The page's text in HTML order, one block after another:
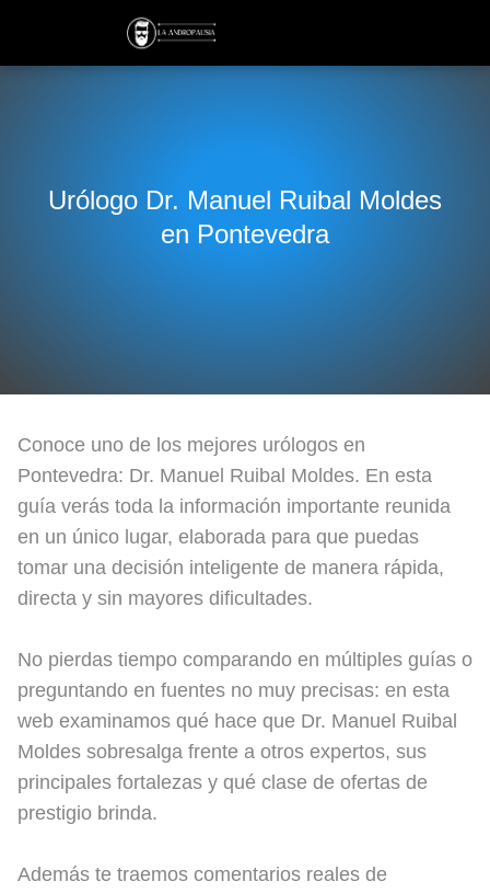
Urólogo Dr. Manuel Ruibal Moldes
en Pontevedra
Conoce uno de los mejores urólogos en
Pontevedra: Dr. Manuel Ruibal Moldes. En esta
guía verás toda la información importante reunida
en un único lugar, elaborada para que puedas
tomar una decisión inteligente de manera rápida,
directa y sin mayores dificultades.
No pierdas tiempo comparando en múltiples guías o
preguntando en fuentes no muy precisas: en esta
web examinamos qué hace que Dr. Manuel Ruibal
Moldes sobresalga frente a otros expertos, sus
principales fortalezas y qué clase de ofertas de
prestigio brinda.
Además te traemos comentarios reales de